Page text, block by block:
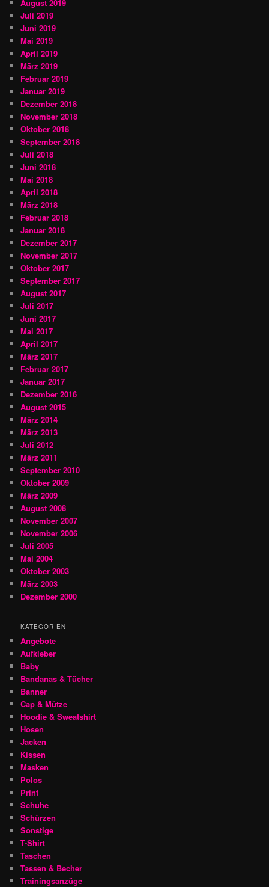
August 2019
Juli 2019
Juni 2019
Mai 2019
April 2019
März 2019
Februar 2019
Januar 2019
Dezember 2018
November 2018
Oktober 2018
September 2018
Juli 2018
Juni 2018
Mai 2018
April 2018
März 2018
Februar 2018
Januar 2018
Dezember 2017
November 2017
Oktober 2017
September 2017
August 2017
Juli 2017
Juni 2017
Mai 2017
April 2017
März 2017
Februar 2017
Januar 2017
Dezember 2016
August 2015
März 2014
März 2013
Juli 2012
März 2011
September 2010
Oktober 2009
März 2009
August 2008
November 2007
November 2006
Juli 2005
Mai 2004
Oktober 2003
März 2003
Dezember 2000
KATEGORIEN
Angebote
Aufkleber
Baby
Bandanas & Tücher
Banner
Cap & Mütze
Hoodie & Sweatshirt
Hosen
Jacken
Kissen
Masken
Polos
Print
Schuhe
Schürzen
Sonstige
T-Shirt
Taschen
Tassen & Becher
Trainingsanzüge